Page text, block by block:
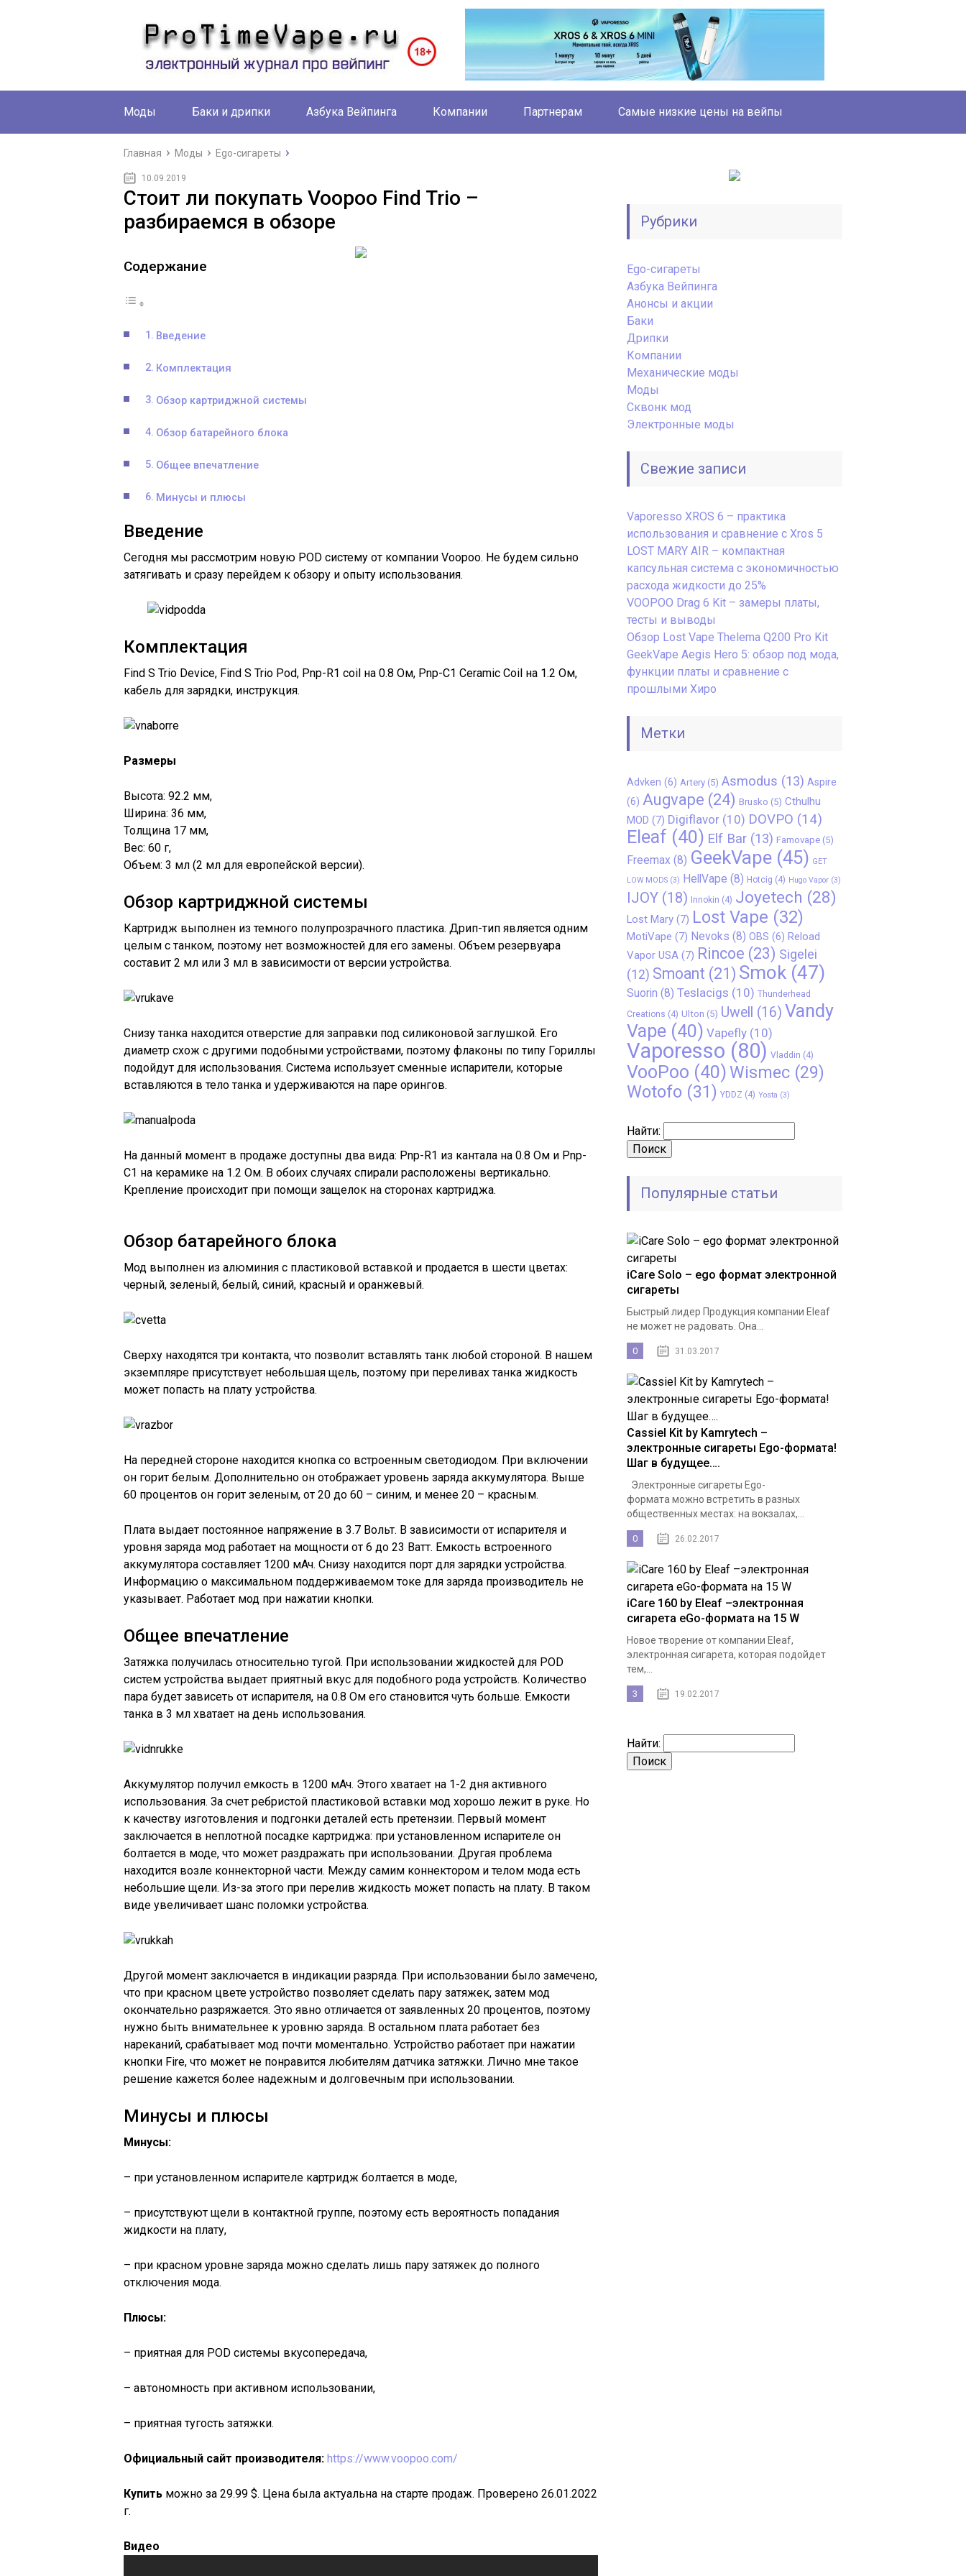
Моды Баки и дрипки Азбука Вейпинга Компании Партнерам Самые низкие цены на вейпы
Главная Моды Ego-сигареты
10.09.2019
Стоит ли покупать Voopoo Find Trio –
разбираемся в обзоре
Содержание
Введение
Комплектация
Обзор картриджной системы
Обзор батарейного блока
Общее впечатление
Минусы и плюсы
Введение
Сегодня мы рассмотрим новую POD систему от компании Voopoo. Не будем сильно
затягивать и сразу перейдем к обзору и опыту использования.
Комплектация
Find S Trio Device, Find S Trio Pod, Pnp-R1 coil на 0.8 Ом, Pnp-C1 Ceramic Coil на 1.2 Ом,
кабель для зарядки, инструкция.
Размеры
Высота: 92.2 мм,
Ширина: 36 мм,
Толщина 17 мм,
Вес: 60 г,
Объем: 3 мл (2 мл для европейской версии).
Обзор картриджной системы
Картридж выполнен из темного полупрозрачного пластика. Дрип-тип является одним
целым с танком, поэтому нет возможностей для его замены. Объем резервуара
составит 2 мл или 3 мл в зависимости от версии устройства.
Снизу танка находится отверстие для заправки под силиконовой заглушкой. Его
диаметр схож с другими подобными устройствами, поэтому флаконы по типу Гориллы
подойдут для использования. Система использует сменные испарители, которые
вставляются в тело танка и удерживаются на паре орингов.
На данный момент в продаже доступны два вида: Pnp-R1 из кантала на 0.8 Ом и Pnp-
C1 на керамике на 1.2 Ом. В обоих случаях спирали расположены вертикально.
Крепление происходит при помощи защелок на сторонах картриджа.
Обзор батарейного блока
Мод выполнен из алюминия с пластиковой вставкой и продается в шести цветах:
черный, зеленый, белый, синий, красный и оранжевый.
Сверху находятся три контакта, что позволит вставлять танк любой стороной. В нашем
экземпляре присутствует небольшая щель, поэтому при переливах танка жидкость
может попасть на плату устройства.
На передней стороне находится кнопка со встроенным светодиодом. При включении
он горит белым. Дополнительно он отображает уровень заряда аккумулятора. Выше
60 процентов он горит зеленым, от 20 до 60 – синим, и менее 20 – красным.
Плата выдает постоянное напряжение в 3.7 Вольт. В зависимости от испарителя и
уровня заряда мод работает на мощности от 6 до 23 Ватт. Емкость встроенного
аккумулятора составляет 1200 мАч. Снизу находится порт для зарядки устройства.
Информацию о максимальном поддерживаемом токе для заряда производитель не
указывает. Работает мод при нажатии кнопки.
Общее впечатление
Затяжка получилась относительно тугой. При использовании жидкостей для POD
систем устройства выдает приятный вкус для подобного рода устройств. Количество
пара будет зависеть от испарителя, на 0.8 Ом его становится чуть больше. Емкости
танка в 3 мл хватает на день использования.
Аккумулятор получил емкость в 1200 мАч. Этого хватает на 1-2 дня активного
использования. За счет ребристой пластиковой вставки мод хорошо лежит в руке. Но
к качеству изготовления и подгонки деталей есть претензии. Первый момент
заключается в неплотной посадке картриджа: при установленном испарителе он
болтается в моде, что может раздражать при использовании. Другая проблема
находится возле коннекторной части. Между самим коннектором и телом мода есть
небольшие щели. Из-за этого при перелив жидкость может попасть на плату. В таком
виде увеличивает шанс поломки устройства.
Другой момент заключается в индикации разряда. При использовании было замечено,
что при красном цвете устройство позволяет сделать пару затяжек, затем мод
окончательно разряжается. Это явно отличается от заявленных 20 процентов, поэтому
нужно быть внимательнее к уровню заряда. В остальном плата работает без
нареканий, срабатывает мод почти моментально. Устройство работает при нажатии
кнопки Fire, что может не понравится любителям датчика затяжки. Лично мне такое
решение кажется более надежным и долговечным при использовании.
Минусы и плюсы
Минусы:
– при установленном испарителе картридж болтается в моде,
– присутствуют щели в контактной группе, поэтому есть вероятность попадания
жидкости на плату,
– при красном уровне заряда можно сделать лишь пару затяжек до полного
отключения мода.
Плюсы:
– приятная для POD системы вкусопередача,
– автономность при активном использовании,
– приятная тугость затяжки.
Официальный сайт производителя: https://www.voopoo.com/
Купить можно за 29.99 $. Цена была актуальна на старте продаж. Проверено 26.01.2022
г.
Видео
Рубрики
Ego-сигареты
Азбука Вейпинга
Анонсы и акции
Баки
Дрипки
Компании
Механические моды
Моды
Сквонк мод
Электронные моды
Свежие записи
Vaporesso XROS 6 – практика
использования и сравнение с Xros 5
LOST MARY AIR – компактная
капсульная система с экономичностью
расхода жидкости до 25%
VOOPOO Drag 6 Kit – замеры платы,
тесты и выводы
Обзор Lost Vape Thelema Q200 Pro Kit
GeekVape Aegis Hero 5: обзор под мода,
функции платы и сравнение с
прошлыми Хиро
Метки
Advken (6) Artery (5) Asmodus (13) Aspire
(6) Augvape (24) Brusko (5) Cthulhu
MOD (7) Digiflavor (10) DOVPO (14)
Eleaf (40) Elf Bar (13) Famovape (5)
Freemax (8) GeekVape (45) GET
LOW MODS (3) HellVape (8) Hotcig (4) Hugo Vapor (3)
IJOY (18) Innokin (4) Joyetech (28)
Lost Mary (7) Lost Vape (32)
MotiVape (7) Nevoks (8) OBS (6) Reload
Vapor USA (7) Rincoe (23) Sigelei
(12) Smoant (21) Smok (47)
Suorin (8) Teslacigs (10) Thunderhead
Creations (4) Ulton (5) Uwell (16) Vandy
Vape (40) Vapefly (10)
Vaporesso (80) Vladdin (4)
VooPoo (40) Wismec (29)
Wotofo (31) YDDZ (4) Yosta (3)
Найти:
Популярные статьи
iCare Solo – ego формат электронной
сигареты
Быстрый лидер Продукция компании Eleaf
не может не радовать. Она...
0 31.03.2017
Cassiel Kit by Kamrytech –
электронные сигареты Ego-формата!
Шаг в будущее….
Электронные сигареты Ego-
формата можно встретить в разных
общественных местах: на вокзалах,...
0 26.02.2017
iCare 160 by Eleaf –электронная
сигарета eGo-формата на 15 W
Новое творение от компании Eleaf,
электронная сигарета, которая подойдет
тем,...
3 19.02.2017
Найти: